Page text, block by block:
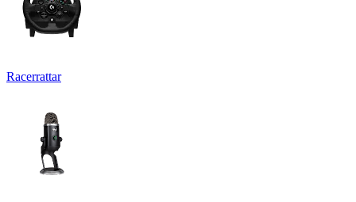
Racerrattar